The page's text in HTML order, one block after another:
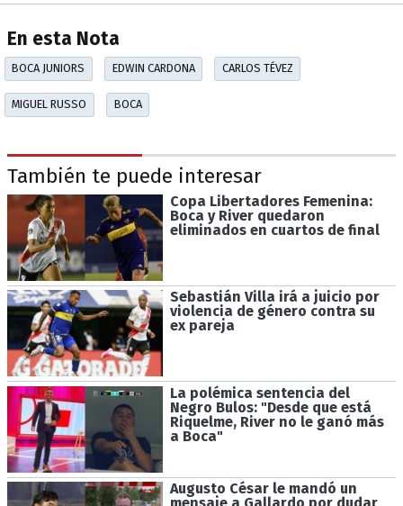
En esta Nota
BOCA JUNIORS EDWIN CARDONA CARLOS TÉVEZ
MIGUEL RUSSO BOCA
También te puede interesar
Copa Libertadores Femenina:
Boca y River quedaron
eliminados en cuartos de final
Sebastián Villa irá a juicio por
violencia de género contra su
ex pareja
La polémica sentencia del
Negro Bulos: "Desde que está
Riquelme, River no le ganó más
a Boca"
Augusto César le mandó un